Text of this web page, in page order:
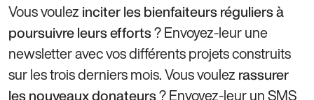
Vous voulez inciter les bienfaiteurs réguliers à
poursuivre leurs efforts? Envoyez-leur une
newsletter avec vos différents projets construits
sur les trois derniers mois. Vous voulez rassurer
les nouveaux donateurs? Envoyez-leur un SMS